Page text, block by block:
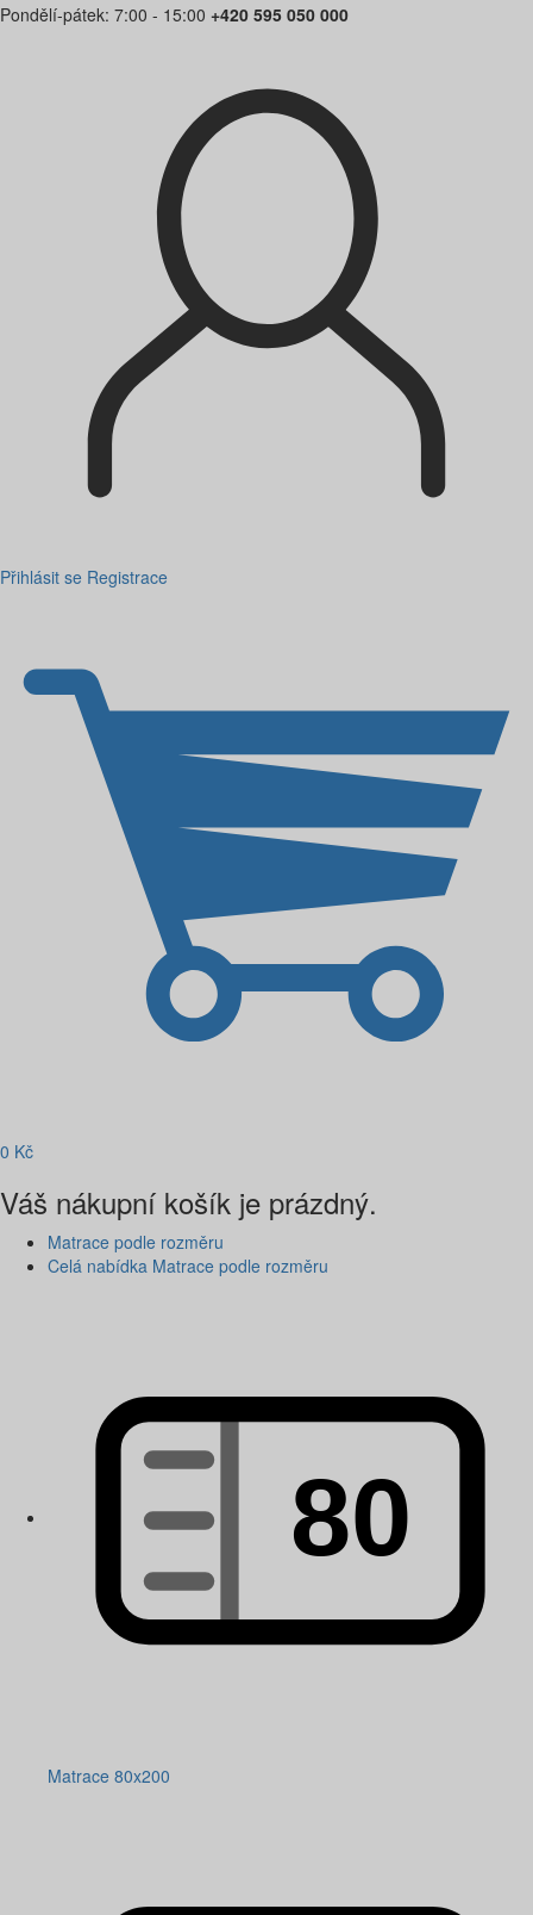
Pondělí-pátek: 7:00 - 15:00 +420 595 050 000
Přihlásit se Registrace
0 Kč
Váš nákupní košík je prázdný.
Matrace podle rozměru
Celá nabídka Matrace podle rozměru
Matrace 80x200